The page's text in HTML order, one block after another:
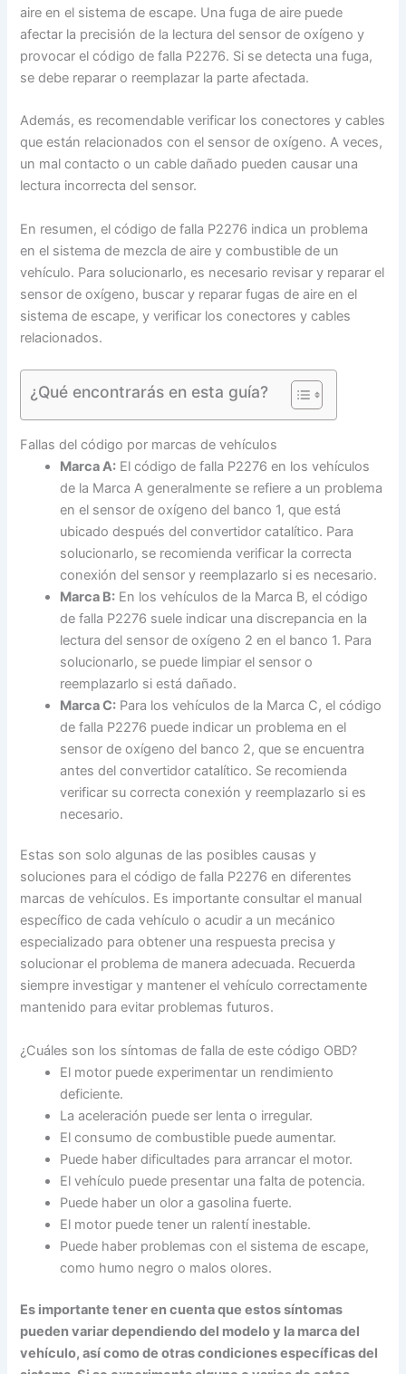
aire en el sistema de escape. Una fuga de aire puede
afectar la precisión de la lectura del sensor de oxígeno y
provocar el código de falla P2276. Si se detecta una fuga,
se debe reparar o reemplazar la parte afectada.
Además, es recomendable verificar los conectores y cables
que están relacionados con el sensor de oxígeno. A veces,
un mal contacto o un cable dañado pueden causar una
lectura incorrecta del sensor.
En resumen, el código de falla P2276 indica un problema
en el sistema de mezcla de aire y combustible de un
vehículo. Para solucionarlo, es necesario revisar y reparar el
sensor de oxígeno, buscar y reparar fugas de aire en el
sistema de escape, y verificar los conectores y cables
relacionados.
¿Qué encontrarás en esta guía?
Fallas del código por marcas de vehículos
Marca A: El código de falla P2276 en los vehículos
de la Marca A generalmente se refiere a un problema
en el sensor de oxígeno del banco 1, que está
ubicado después del convertidor catalítico. Para
solucionarlo, se recomienda verificar la correcta
conexión del sensor y reemplazarlo si es necesario.
Marca B: En los vehículos de la Marca B, el código
de falla P2276 suele indicar una discrepancia en la
lectura del sensor de oxígeno 2 en el banco 1. Para
solucionarlo, se puede limpiar el sensor o
reemplazarlo si está dañado.
Marca C: Para los vehículos de la Marca C, el código
de falla P2276 puede indicar un problema en el
sensor de oxígeno del banco 2, que se encuentra
antes del convertidor catalítico. Se recomienda
verificar su correcta conexión y reemplazarlo si es
necesario.
Estas son solo algunas de las posibles causas y
soluciones para el código de falla P2276 en diferentes
marcas de vehículos. Es importante consultar el manual
específico de cada vehículo o acudir a un mecánico
especializado para obtener una respuesta precisa y
solucionar el problema de manera adecuada. Recuerda
siempre investigar y mantener el vehículo correctamente
mantenido para evitar problemas futuros.
¿Cuáles son los síntomas de falla de este código OBD?
El motor puede experimentar un rendimiento
deficiente.
La aceleración puede ser lenta o irregular.
El consumo de combustible puede aumentar.
Puede haber dificultades para arrancar el motor.
El vehículo puede presentar una falta de potencia.
Puede haber un olor a gasolina fuerte.
El motor puede tener un ralentí inestable.
Puede haber problemas con el sistema de escape,
como humo negro o malos olores.
Es importante tener en cuenta que estos síntomas
pueden variar dependiendo del modelo y la marca del
vehículo, así como de otras condiciones específicas del